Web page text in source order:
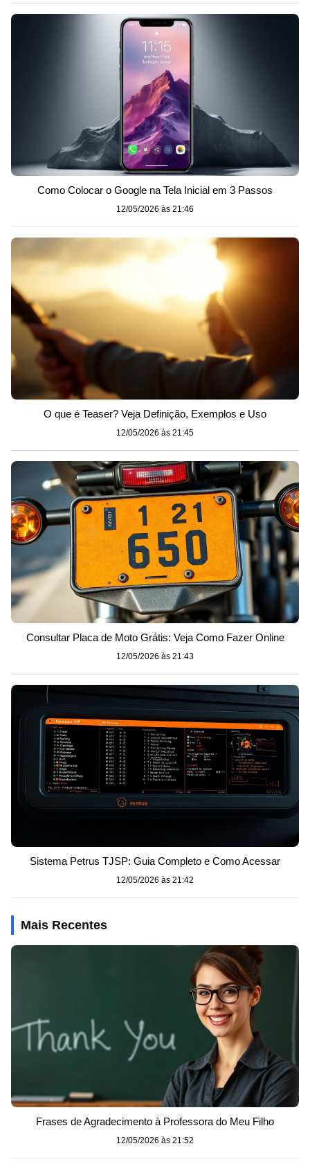
Como Colocar o Google na Tela Inicial em 3 Passos
12/05/2026 às 21:46
O que é Teaser? Veja Definição, Exemplos e Uso
12/05/2026 às 21:45
Consultar Placa de Moto Grátis: Veja Como Fazer Online
12/05/2026 às 21:43
Sistema Petrus TJSP: Guia Completo e Como Acessar
12/05/2026 às 21:42
Mais Recentes
Frases de Agradecimento à Professora do Meu Filho
12/05/2026 às 21:52